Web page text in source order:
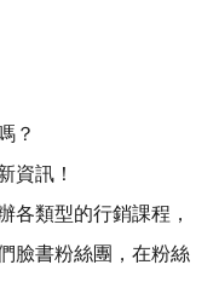
？
資訊！
各類型的行銷課程，
臉書粉絲團，在粉絲